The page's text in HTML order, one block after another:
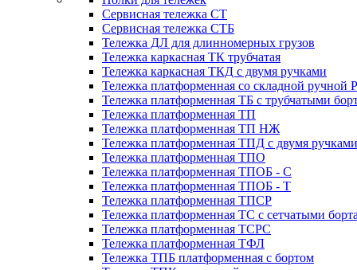
Сервисная тележка СТ
Сервисная тележка СТБ
Тележка ДЛ для длинномерных грузов
Тележка каркасная ТК трубчатая
Тележка каркасная ТКД с двумя ручками
Тележка платформенная со складной ручной
Тележка платформенная ТБ с трубчатыми
Тележка платформенная ТП
Тележка платформенная ТП НЖ
Тележка платформенная ТПД с двумя ручками
Тележка платформенная ТПО
Тележка платформенная ТПОБ - С
Тележка платформенная ТПОБ - Т
Тележка платформенная ТПСР
Тележка платформенная ТС с сетчатыми
Тележка платформенная ТСРС
Тележка платформенная ТФЛ
Тележка ТПБ платформенная с бортом